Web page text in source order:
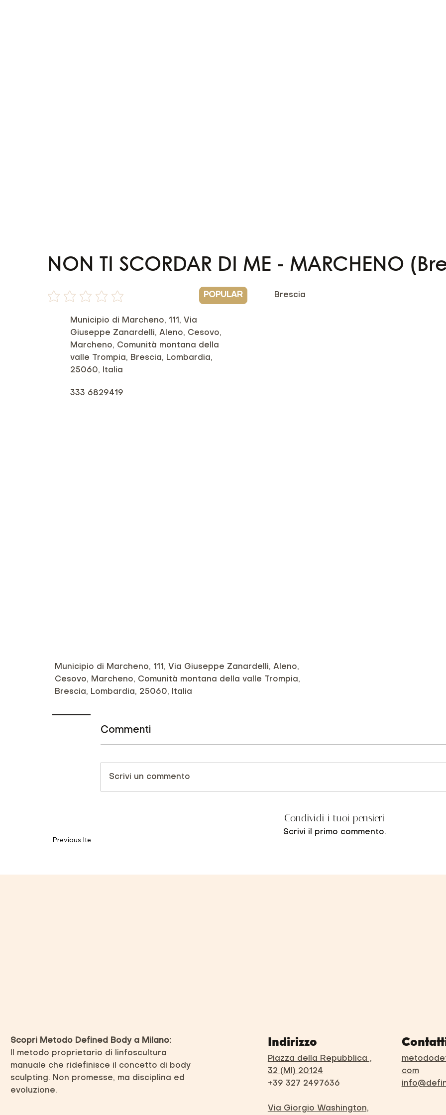
NON TI SCORDAR DI ME - MARCHENO
Non ci sono ancora valutazioni
POPULAR Brescia
Municipio di Marcheno, 111, Via
Giuseppe Zanardelli, Aleno, Cesovo,
Marcheno, Comunità montana della
valle Trompia, Brescia, Lombardia,
25060, Italia
333 6829419
Municipio di Marcheno, 111, Via Giuseppe Zanardelli, Aleno,
Cesovo, Marcheno, Comunità montana della valle Trompia,
Brescia, Lombardia, 25060, Italia
Previous Item
Commenti
Scrivi un commento
Condividi i tuoi pensieri
Scrivi il primo commento.
Scopri Metodo Defined Body a Milano:
Il metodo proprietario di linfoscultura
manuale che ridefinisce il concetto di body
sculpting. Non promesse, ma disciplina ed
evoluzione.
Indirizzo
Piazza della Repubblica ,
32 (MI) 20124
+39 327 2497636
Via Giorgio Washington,
com